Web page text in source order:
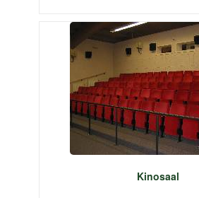
Kinosaal